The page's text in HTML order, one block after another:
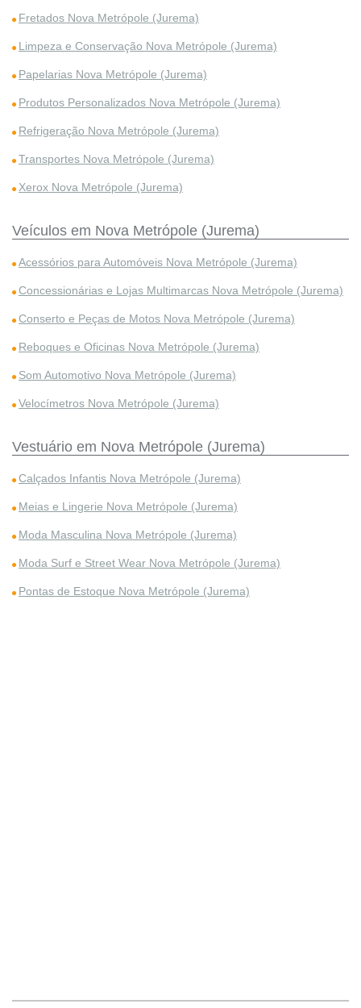
Fretados Nova Metrópole (Jurema)
Limpeza e Conservação Nova Metrópole (Jurema)
Papelarias Nova Metrópole (Jurema)
Produtos Personalizados Nova Metrópole (Jurema)
Refrigeração Nova Metrópole (Jurema)
Transportes Nova Metrópole (Jurema)
Xerox Nova Metrópole (Jurema)
Veículos em Nova Metrópole (Jurema)
Acessórios para Automóveis Nova Metrópole (Jurema)
Concessionárias e Lojas Multimarcas Nova Metrópole (Jurema)
Conserto e Peças de Motos Nova Metrópole (Jurema)
Reboques e Oficinas Nova Metrópole (Jurema)
Som Automotivo Nova Metrópole (Jurema)
Velocímetros Nova Metrópole (Jurema)
Vestuário em Nova Metrópole (Jurema)
Calçados Infantis Nova Metrópole (Jurema)
Meias e Lingerie Nova Metrópole (Jurema)
Moda Masculina Nova Metrópole (Jurema)
Moda Surf e Street Wear Nova Metrópole (Jurema)
Pontas de Estoque Nova Metrópole (Jurema)